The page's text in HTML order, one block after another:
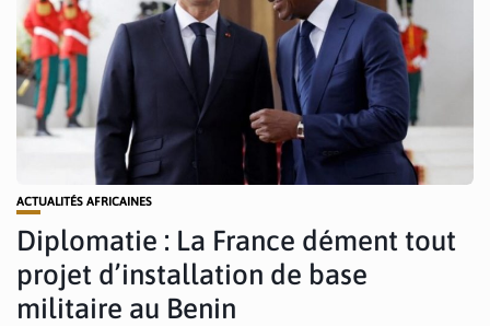
ACTUALITÉS AFRICAINES
Diplomatie : La France dément tout
projet d’installation de base
militaire au Benin